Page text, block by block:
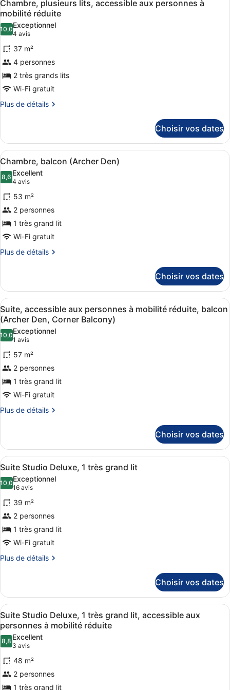
chambre
Chambre,
plusieurs
lits
toutes
les
photos
pour
ce
type
de
chambre :
Chambre,
accessible
aux
personnes
à
mobilité
réduite
Chambre, plusieurs lits, accessible aux personnes à
mobilité réduite
10,010,0 sur 10
Exceptionnel
4 avis
(4 avis)
37 m²
4 personnes
2 très grands lits
Wi-Fi gratuit
Plus de détails
Plus
le
type
de
chambre
Chambre,
plusieurs
lits,
accessible
aux
personnes
à
mobilité
réduite
Choisir vos dates
Afficher
toutes
les
photos
pour
ce
type
de
chambre :
(Archer
Den)
Un salon moderne comprenant
11
Chambre, balcon (Archer Den)
8,68,6 sur 10
Excellent
4 avis
(4 avis)
53 m²
2 personnes
1 très grand lit
Wi-Fi gratuit
Plus de détails
Plus
le
type
de
chambre
Chambre,
balcon
(Archer
Den)
Choisir vos dates
Afficher
toutes
les
photos
pour
ce
type
de
chambre :
Suite,
personnes
à
mobilité
réduite,
balcon
(Archer
Den,
Corner
Balcony)
Un salon moderne comprenant
11
Suite, accessible aux personnes à mobilité réduite, balcon
(Archer Den, Corner Balcony)
10,010,0 sur 10
Exceptionnel
1 avis
(1 avis)
57 m²
2 personnes
1 très grand lit
Wi-Fi gratuit
Plus de détails
Plus
le
type
de
chambre
Suite,
accessible
aux
personnes
à
mobilité
réduite,
balcon
(Archer
Choisir vos dates
Afficher
toutes
les
photos
pour
ce
type
de
chambre :
Deluxe,
1
très
grand
lit
Une chambre d’hôtel
10
Suite Studio Deluxe, 1 très grand lit
10,010,0 sur 10
Exceptionnel
16 avis
(16 avis)
39 m²
2 personnes
1 très grand lit
Wi-Fi gratuit
Plus de détails
Plus
le
type
de
chambre
Suite
Studio
Deluxe,
grand
lit
Choisir vos dates
Afficher
toutes
les
photos
pour
ce
type
Une chambre d’hôtel
10
Suite Studio Deluxe, 1 très grand lit, accessible aux
personnes à mobilité réduite
8,88,8 sur 10
Excellent
3 avis
(3 avis)
48 m²
2 personnes
1 très grand lit